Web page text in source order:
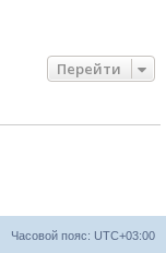
Перейти
Часовой пояс: UTC+03:00